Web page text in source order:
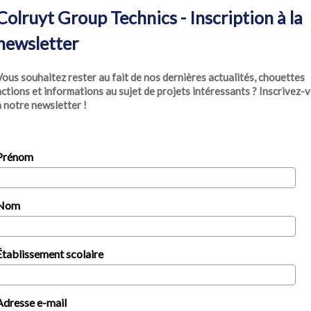
Group Technics - Inscription à la
souhaitez rester au fait de nos dernières actualités, chouettes
et informations au sujet de projets intéressants ? Inscrivez-
notre newsletter !
scolaire
e-mail